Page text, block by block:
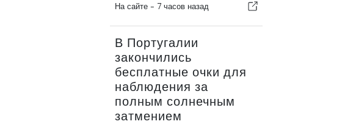
На сайте - 7 часов назад
В Португалии
закончились
бесплатные очки для
наблюдения за
полным солнечным
затмением